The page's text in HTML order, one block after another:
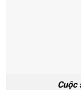
Cuộc